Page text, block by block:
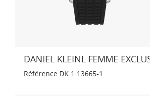
DANIEL KLEINL FEMME
Référence DK.1.13665-1